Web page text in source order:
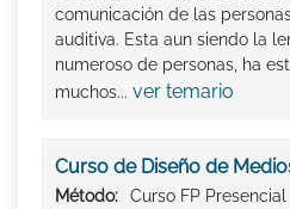
comunicación de las
auditiva. Esta aun siendo la
numeroso de personas, ha
muchos... ver temario
Curso de Diseño de
Método:
Curso FP Presencial